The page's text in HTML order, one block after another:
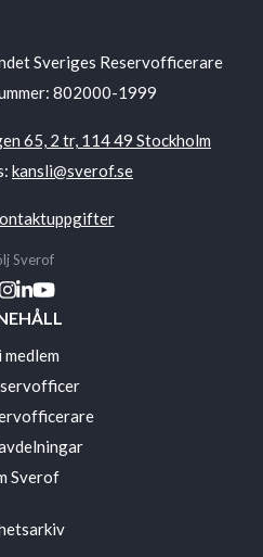
Sveriges Reservofficerare
802000-1999
65, 2 tr, 114 49 Stockholm
kansli@sverof.se
Sverof
medlem
Sverof